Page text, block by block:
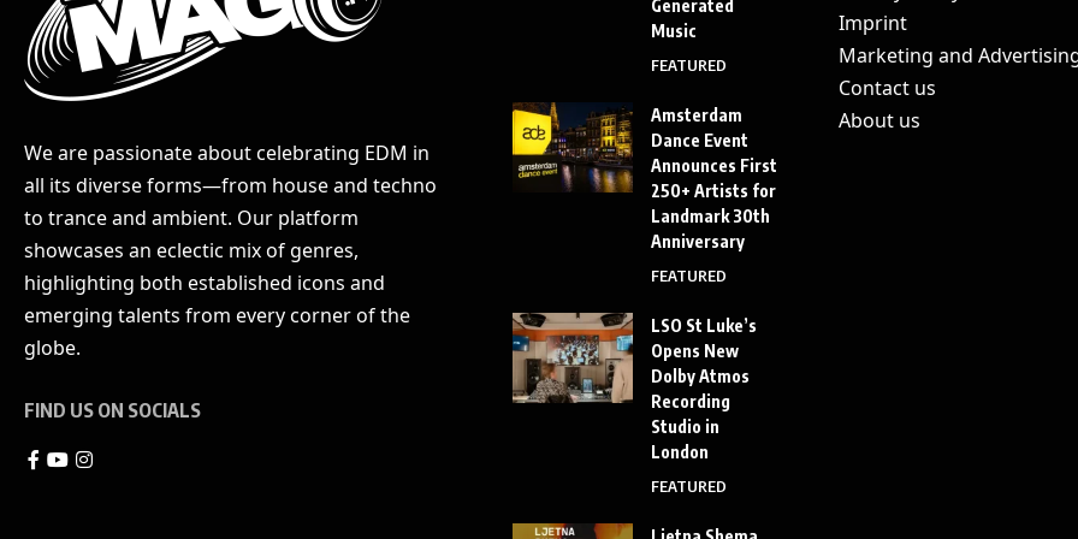
We are passionate about celebrating EDM in
all its diverse forms—from house and techno
to trance and ambient. Our platform
showcases an eclectic mix of genres,
highlighting both established icons and
emerging talents from every corner of the
globe.
FIND US ON SOCIALS
Generated
Music
FEATURED
Amsterdam
Dance Event
Announces First
250+ Artists for
Landmark 30th
Anniversary
FEATURED
LSO St Luke’s
Opens New
Dolby Atmos
Recording
Studio in
London
FEATURED
Imprint
Marketing and
Contact us
About us